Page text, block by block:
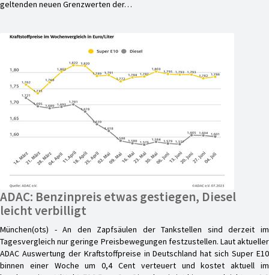
geltenden neuen Grenzwerten der…
ADAC: Benzinpreis etwas gestiegen, Diesel
leicht verbilligt
München(ots) - An den Zapfsäulen der Tankstellen sind derzeit im
Tagesvergleich nur geringe Preisbewegungen festzustellen. Laut aktueller
ADAC Auswertung der Kraftstoffpreise in Deutschland hat sich Super E10
binnen einer Woche um 0,4 Cent verteuert und kostet aktuell im